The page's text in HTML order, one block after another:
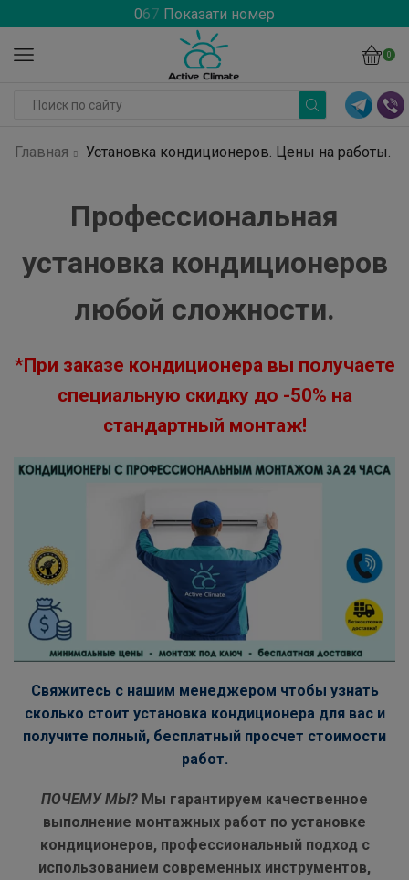
067 Показати номер
0
Главная Установка кондиционеров. Цены на работы.
Профессиональная
установка кондиционеров
любой сложности.
*При заказе кондиционера вы получаете
специальную скидку до -50% на
стандартный монтаж!
Свяжитесь с нашим менеджером чтобы узнать
сколько стоит установка кондиционера для вас и
получите полный, бесплатный просчет стоимости
работ.
ПОЧЕМУ МЫ? Мы гарантируем качественное
выполнение монтажных работ по установке
кондиционеров, профессиональный подход с
использованием современных инструментов,